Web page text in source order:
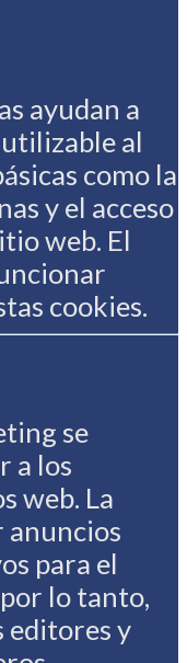
ayudan a
al
como la
y el acceso
web. El
cookies.
se
a los
web. La
anuncios
para el
lo tanto,
editores y